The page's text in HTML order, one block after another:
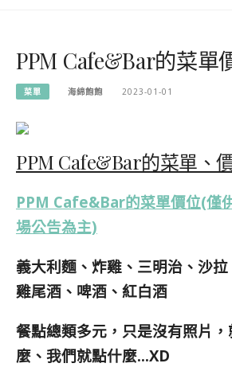
PPM Cafe&Bar的菜單
菜單 海綿飽飽 2023-01-01
PPM Cafe&Bar的菜單、
PPM Cafe&Bar的菜單價位(僅
場公告為主)
義大利麵、炸雞、三明治、沙拉
雞尾酒、啤酒、紅白酒
餐點總類多元，只是沒有照片
麼、我們就點什麼…XD